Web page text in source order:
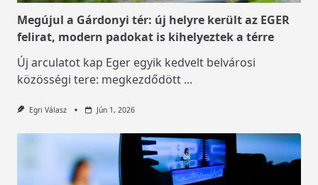
Megújul a Gárdonyi tér: új helyre került az EGER
felirat, modern padokat is kihelyeztek a térre
Új arculatot kap Eger egyik kedvelt belvárosi
közösségi tere: megkezdődött ...
Egri Válasz Jún 1, 2026